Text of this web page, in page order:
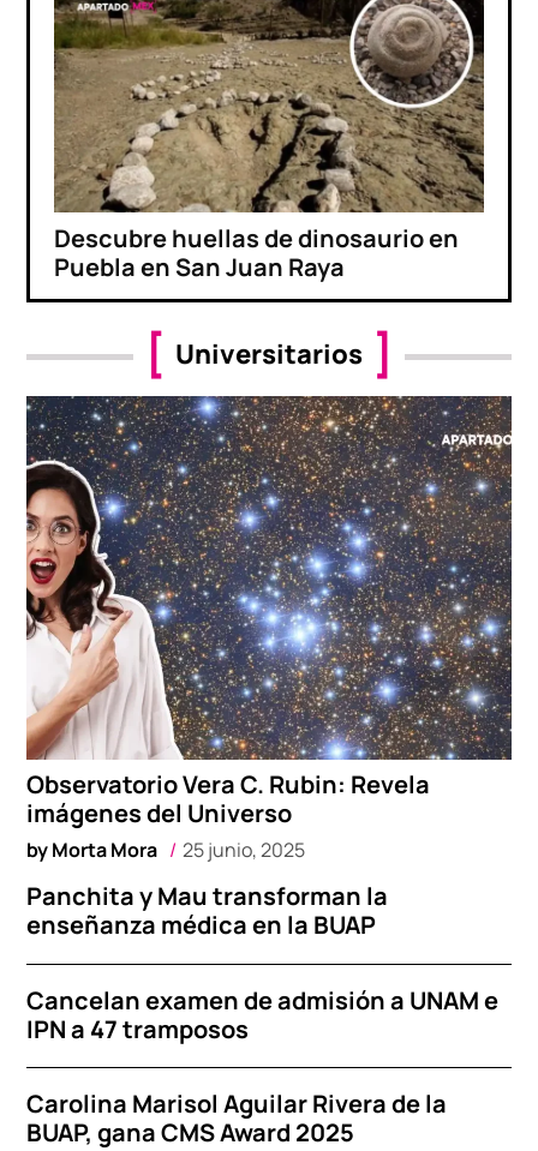
Descubre huellas de dinosaurio en
Puebla en San Juan Raya
Universitarios
Observatorio Vera C. Rubin: Revela
imágenes del Universo
byMorta Mora 25 junio, 2025
Panchita y Mau transforman la
enseñanza médica en la BUAP
Cancelan examen de admisión a UNAM e
IPN a 47 tramposos
Carolina Marisol Aguilar Rivera de la
BUAP, gana CMS Award 2025